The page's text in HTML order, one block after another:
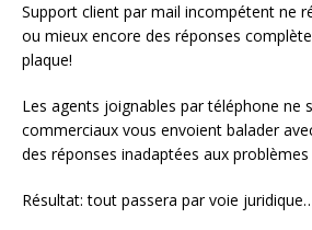
Support client par mail incompétent ne
ou mieux encore des réponses
plaque!
Les agents joignables par téléphone ne
commerciaux vous envoient balader
des réponses inadaptées aux
Résultat: tout passera par voie